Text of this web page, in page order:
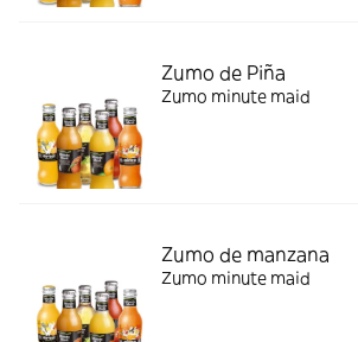
Zumo de Piña
Zumo minute maid
Zumo de manzana
Zumo minute maid